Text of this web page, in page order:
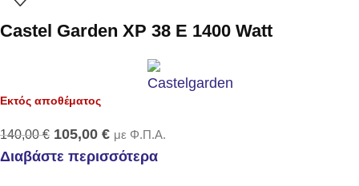
Castel Garden XP 38 E 1400 Watt
Εκτός αποθέματος
140,00€ 105,00 € με Φ.Π.Α.
Διαβάστε περισσότερα